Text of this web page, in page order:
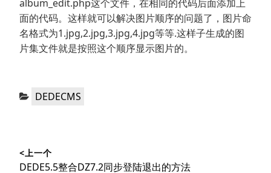
album_edit.php这个文件，在相同的代码后面添加上
面的代码。这样就可以解决图片顺序的问题了，图片命
名格式为1.jpg,2.jpg,3.jpg,4.jpg等等.这样子生成的图
片集文件就是按照这个顺序显示图片的。
分
DEDECMS
章
<上一个
上
DEDE5.5整合DZ7.2同步登陆退出的方法